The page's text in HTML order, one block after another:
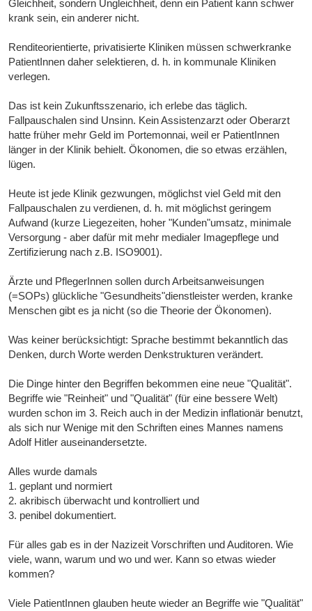
Gleichheit, sondern Ungleichheit, denn ein Patient kann schwer
krank sein, ein anderer nicht.
Renditeorientierte, privatisierte Kliniken müssen schwerkranke
PatientInnen daher selektieren, d. h. in kommunale Kliniken
verlegen.
Das ist kein Zukunftsszenario, ich erlebe das täglich.
Fallpauschalen sind Unsinn. Kein Assistenzarzt oder Oberarzt
hatte früher mehr Geld im Portemonnai, weil er PatientInnen
länger in der Klinik behielt. Ökonomen, die so etwas erzählen,
lügen.
Heute ist jede Klinik gezwungen, möglichst viel Geld mit den
Fallpauschalen zu verdienen, d. h. mit möglichst geringem
Aufwand (kurze Liegezeiten, hoher "Kunden"umsatz, minimale
Versorgung - aber dafür mit mehr medialer Imagepflege und
Zertifizierung nach z.B. ISO9001).
Ärzte und PflegerInnen sollen durch Arbeitsanweisungen
(=SOPs) glückliche "Gesundheits"dienstleister werden, kranke
Menschen gibt es ja nicht (so die Theorie der Ökonomen).
Was keiner berücksichtigt: Sprache bestimmt bekanntlich das
Denken, durch Worte werden Denkstrukturen verändert.
Die Dinge hinter den Begriffen bekommen eine neue "Qualität".
Begriffe wie "Reinheit" und "Qualität" (für eine bessere Welt)
wurden schon im 3. Reich auch in der Medizin inflationär benutzt,
als sich nur Wenige mit den Schriften eines Mannes namens
Adolf Hitler auseinandersetzte.
Alles wurde damals
1. geplant und normiert
2. akribisch überwacht und kontrolliert und
3. penibel dokumentiert.
Für alles gab es in der Nazizeit Vorschriften und Auditoren. Wie
viele, wann, warum und wo und wer. Kann so etwas wieder
kommen?
Viele PatientInnen glauben heute wieder an Begriffe wie "Qualität"